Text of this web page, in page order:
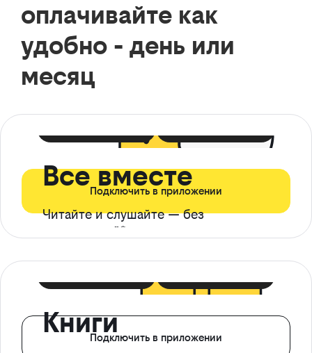
оплачивайте как
удобно - день или
месяц
Все вместе
Читайте и слушайте — без
ограничений*
Подключить в приложении
КнигиПодключить в приложении